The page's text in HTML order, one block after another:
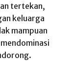
tertekan,
keluarga
mampuan